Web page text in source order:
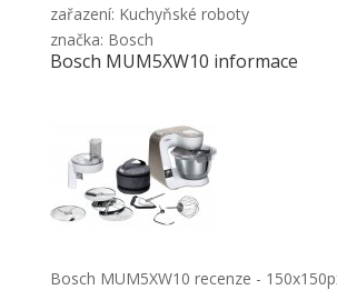
zařazení: Kuchyňské roboty
značka: Bosch
Bosch MUM5XW10 informace
Bosch MUM5XW10 recenze -